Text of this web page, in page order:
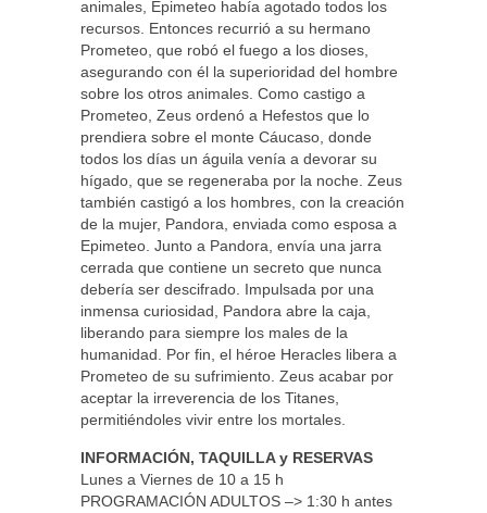
animales, Epimeteo había agotado todos los
recursos. Entonces recurrió a su hermano
Prometeo, que robó el fuego a los dioses,
asegurando con él la superioridad del hombre
sobre los otros animales. Como castigo a
Prometeo, Zeus ordenó a Hefestos que lo
prendiera sobre el monte Cáucaso, donde
todos los días un águila venía a devorar su
hígado, que se regeneraba por la noche. Zeus
también castigó a los hombres, con la creación
de la mujer, Pandora, enviada como esposa a
Epimeteo. Junto a Pandora, envía una jarra
cerrada que contiene un secreto que nunca
debería ser descifrado. Impulsada por una
inmensa curiosidad, Pandora abre la caja,
liberando para siempre los males de la
humanidad. Por fin, el héroe Heracles libera a
Prometeo de su sufrimiento. Zeus acabar por
aceptar la irreverencia de los Titanes,
permitiéndoles vivir entre los mortales.
INFORMACIÓN, TAQUILLA y RESERVAS
Lunes a Viernes de 10 a 15 h
PROGRAMACIÓN ADULTOS –> 1:30 h antes